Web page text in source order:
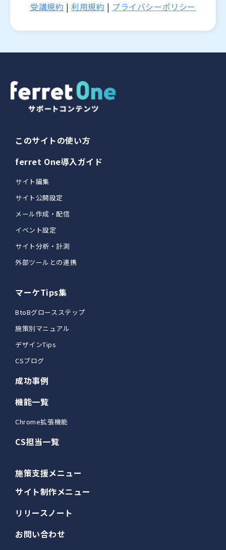
受講規約 |利用規約 | プライバシーポリシー
このサイトの使い方
ferret One導入ガイド
サイト編集
サイト公開設定
メール作成・配信
イベント設定
サイト分析・計測
外部ツールとの連携
マーケTips集
BtoBグロースステップ
施策別マニュアル
デザインTips
CSブログ
成功事例
機能一覧
Chrome拡張機能
CS担当一覧
施策支援メニュー
サイト制作メニュー
リリースノート
お問い合わせ